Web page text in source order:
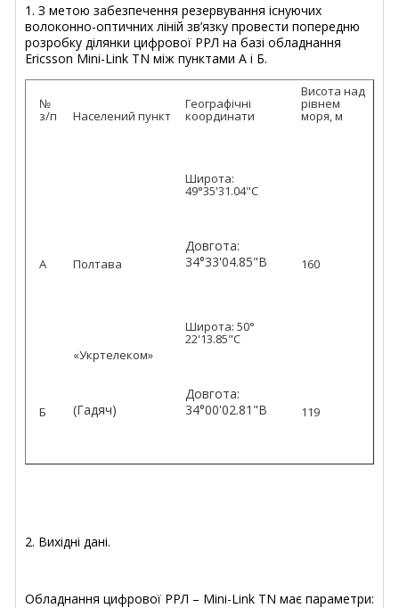
1. З метою забезпечення резервування існуючих
волоконно-оптичних ліній зв’язку провести попередню
розробку ділянки цифрової РРЛ на базі обладнання
Ericsson Mini-Link TN між пунктами А і Б.
№
з/п Населений пункт
Географічні
координати
Висота над
рівнем
моря, м
А Полтава
Широта:
49°35'31.04"С
Довгота:
34°33'04.85"В
160
Б
«Укртелеком»
(Гадяч)
Широта: 50°
22'13.85"С
Довгота:
34°00'02.81"В
119
2. Вихідні дані.
Обладнання цифрової РРЛ – Mini-Link TN має параметри: